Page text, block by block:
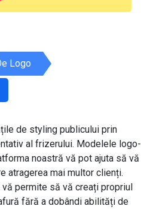
Logo
de styling publicului prin
al frizerului. Modelele logo-
noastră vă pot ajuta să vă
atragerea mai multor clienți.
permite să vă creați propriul
fără a dobândi abilități de